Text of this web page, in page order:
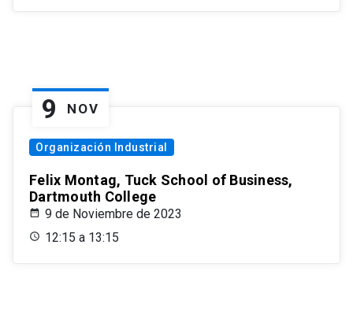
9 NOV
Organización Industrial
Felix Montag, Tuck School of Business,
Dartmouth College
9 de Noviembre de 2023
12:15 a 13:15